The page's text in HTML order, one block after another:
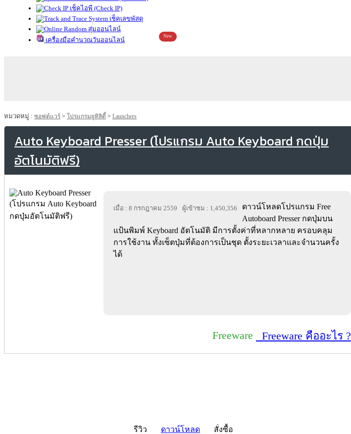
เช็คไอพี (Check IP)
เช็คเลขพัสดุ
สุ่มออนไลน์
เครื่องมือคำนวณวันออนไลน์
New
หมวดหมู่ : ซอฟต์แวร์ > โปรแกรมยูทิลิตี้ > Launchers
Auto Keyboard Presser (โปรแกรม Auto Keyboard กดปุ่ม
อัตโนมัติฟรี)
เมื่อ : 8 กรกฎาคม 2559 ผู้เข้าชม : 1,450,356
ดาวน์โหลดโปรแกรม Free
Autoboard Presser กดปุ่มบน
แป้นพิมพ์ Keyboard อัตโนมัติ มีการตั้งค่าที่หลากหลาย ครอบคลุม
การใช้งาน ทั้งเซ็ตปุ่มที่ต้องการเป็นชุด ตั้งระยะเวลาและจำนวนครั้ง
ได้
Freeware Freeware คืออะไร ?
รีวิว ดาวน์โหลด สั่งซื้อ